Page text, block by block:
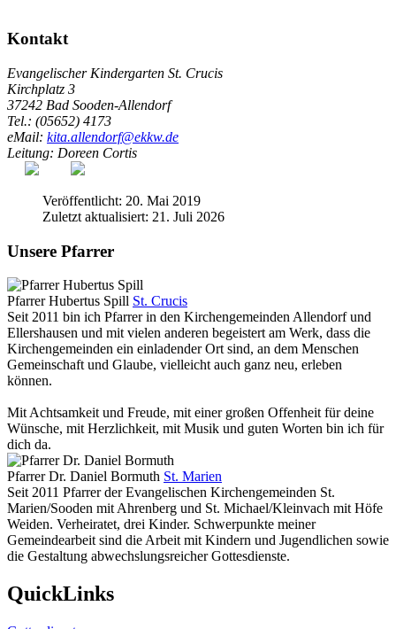
Kontakt
Evangelischer Kindergarten St. Crucis
Kirchplatz 3
37242 Bad Sooden-Allendorf
Tel.: (05652) 4173
eMail: kita.allendorf@ekkw.de
Leitung: Doreen Cortis
Veröffentlicht: 20. Mai 2019
Zuletzt aktualisiert: 21. Juli 2026
Unsere Pfarrer
Pfarrer Hubertus Spill St. Crucis
Seit 2011 bin ich Pfarrer in den Kirchengemeinden Allendorf und
Ellershausen und mit vielen anderen begeistert am Werk, dass die
Kirchengemeinden ein einladender Ort sind, an dem Menschen
Gemeinschaft und Glaube, vielleicht auch ganz neu, erleben
können.
Mit Achtsamkeit und Freude, mit einer großen Offenheit für deine
Wünsche, mit Herzlichkeit, mit Musik und guten Worten bin ich für
dich da.
Pfarrer Dr. Daniel Bormuth St. Marien
Seit 2011 Pfarrer der Evangelischen Kirchengemeinden St.
Marien/Sooden mit Ahrenberg und St. Michael/Kleinvach mit Höfe
Weiden. Verheiratet, drei Kinder. Schwerpunkte meiner
Gemeindearbeit sind die Arbeit mit Kindern und Jugendlichen sowie
die Gestaltung abwechslungsreicher Gottesdienste.
QuickLinks